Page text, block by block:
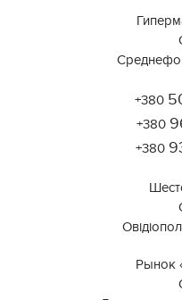
Для корректной работы Raster
+380
+380
+380
Рынок